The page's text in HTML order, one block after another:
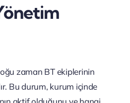
zaman BT ekiplerinin
Bu durum, kurum içinde